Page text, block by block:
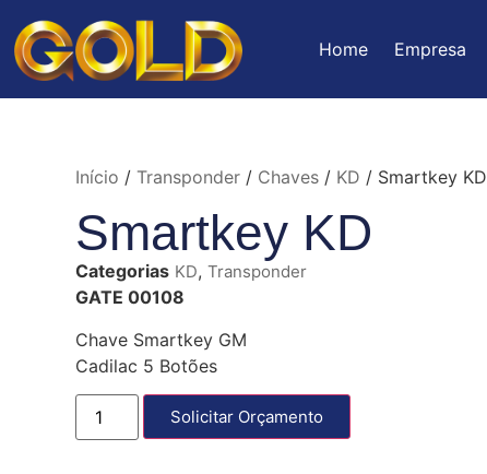
Home Empresa
Início / Transponder/ Chaves/ KD / Smartkey KD
Smartkey KD
Categorias KD, Transponder
GATE 00108
Chave Smartkey GM
Cadilac 5 Botões
Solicitar Orçamento